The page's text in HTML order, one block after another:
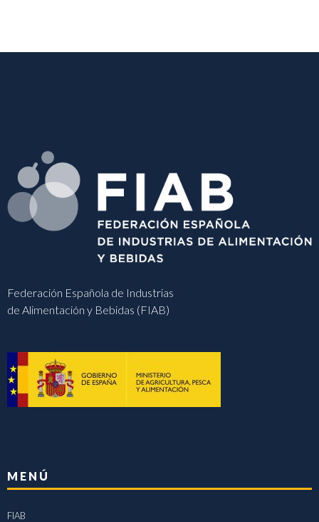
Federación Española de Industrias
de Alimentación y Bebidas (FIAB)
MENÚ
FIAB